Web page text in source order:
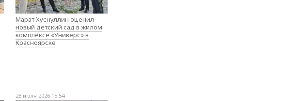
Марат Хуснуллин оценил
новый детский сад в жилом
комплексе «Универс» в
Красноярске
28 июля 2026 15:54